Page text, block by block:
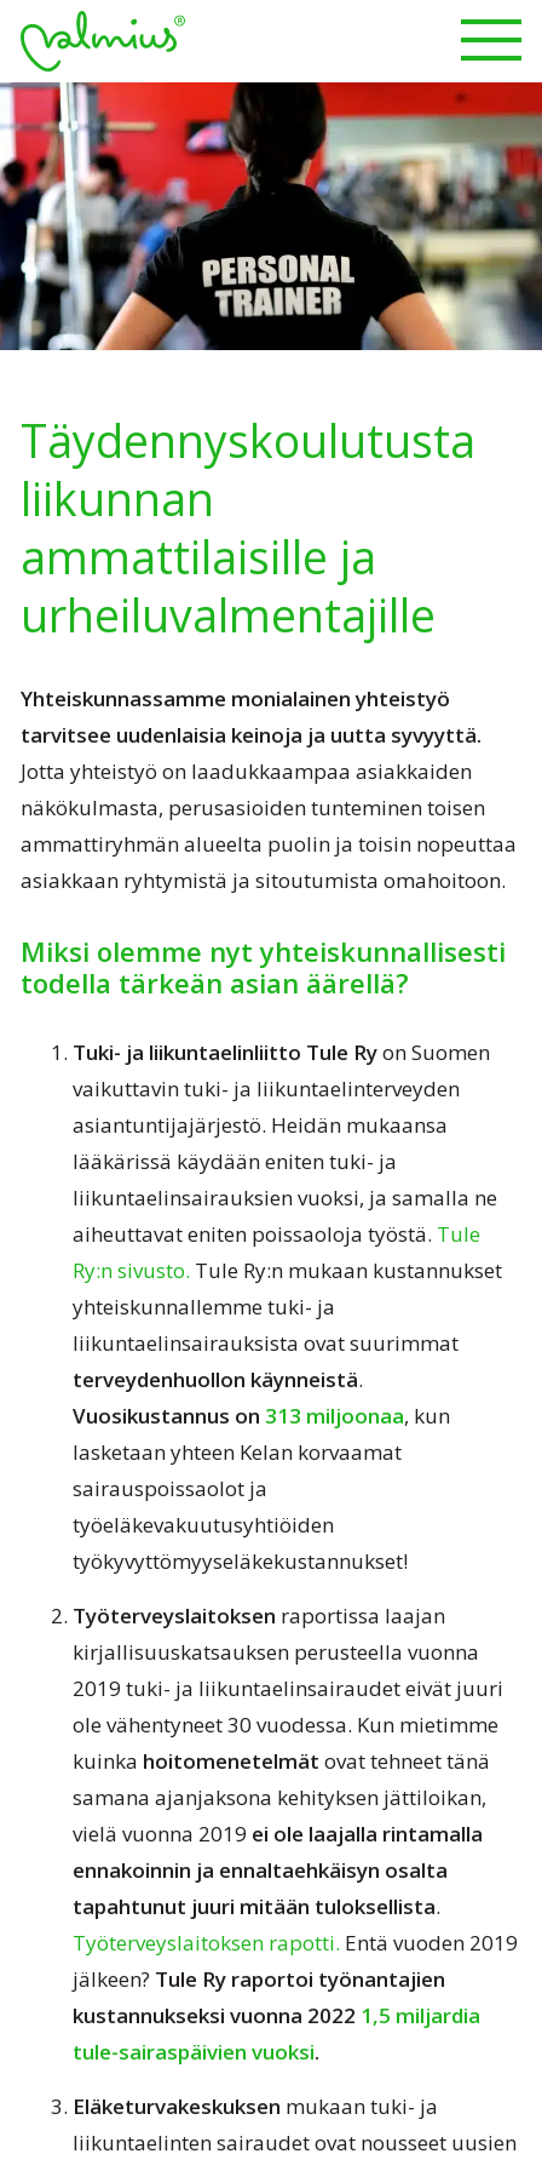
Täydennyskoulutusta
liikunnan
ammattilaisille ja
urheiluvalmentajille
Yhteiskunnassamme monialainen yhteistyö
tarvitsee uudenlaisia keinoja ja uutta syvyyttä.
Jotta yhteistyö on laadukkaampaa asiakkaiden
näkökulmasta, perusasioiden tunteminen toisen
ammattiryhmän alueelta puolin ja toisin nopeuttaa
asiakkaan ryhtymistä ja sitoutumista omahoitoon.
Miksi olemme nyt yhteiskunnallisesti
todella tärkeän asian äärellä?
Tuki- ja liikuntaelinliitto Tule Ryon Suomen
vaikuttavin tuki- ja liikuntaelinterveyden
asiantuntijajärjestö. Heidän mukaansa
lääkärissä käydään eniten tuki- ja
liikuntaelinsairauksien vuoksi, ja samalla ne
aiheuttavat eniten poissaoloja työstä. Tule
Ry:n sivusto. Tule Ry:n mukaan kustannukset
yhteiskunnallemme tuki- ja
liikuntaelinsairauksista ovat suurimmat
terveydenhuollon käynneistä.
Vuosikustannus on 313 miljoonaa, kun
lasketaan yhteen Kelan korvaamat
sairauspoissaolot ja
työeläkevakuutusyhtiöiden
työkyvyttömyyseläkekustannukset!
Työterveyslaitoksen raportissa laajan
kirjallisuuskatsauksen perusteella vuonna
2019 tuki- ja liikuntaelinsairaudet eivät juuri
ole vähentyneet 30 vuodessa. Kun mietimme
kuinka hoitomenetelmät ovat tehneet tänä
samana ajanjaksona kehityksen jättiloikan,
vielä vuonna 2019 ei ole laajalla rintamalla
ennakoinnin ja ennaltaehkäisyn osalta
tapahtunut juuri mitään tuloksellista.
Työterveyslaitoksen rapotti. Entä vuoden 2019
jälkeen? Tule Ry raportoi työnantajien
kustannukseksi vuonna 2022 1,5 miljardia
tule-sairaspäivien vuoksi.
Eläketurvakeskuksen mukaan tuki- ja
liikuntaelinten sairaudet ovat nousseet uusien